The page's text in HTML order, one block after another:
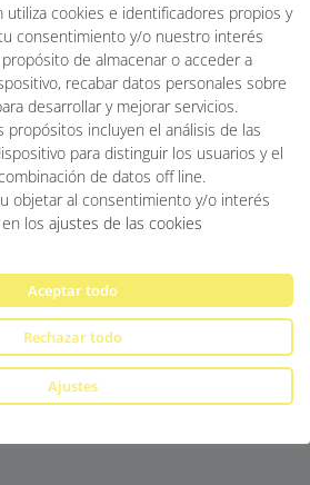
53 15001 La Coruña
cookies e identificadores propios y
consentimiento y/o nuestro interés
de almacenar o acceder a
recabar datos personales sobre
desarrollar y mejorar servicios.
propósitos incluyen el análisis de las
para distinguir los usuarios y el
de datos off line.
objetar al consentimiento y/o interés
los ajustes de las cookies
Aceptar todo
Rechazar todo
Ajustes